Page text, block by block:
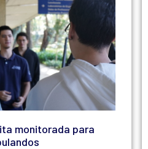
monitorada para